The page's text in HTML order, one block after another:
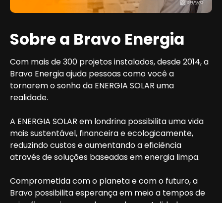
Sobre a Bravo Energia
Com mais de 300 projetos instalados, desde 2014, a
Bravo Energia ajuda pessoas como você a
tornarem o sonho da ENERGIA SOLAR uma
realidade.
A ENERGIA SOLAR em londrina possibilita uma vida
mais sustentável, financeira e ecologicamente,
reduzindo custos e aumentando a eficiência
através de soluções baseadas em energia limpa.
Comprometida com o planeta e com o futuro, a
Bravo possibilita esperança em meio a tempos de